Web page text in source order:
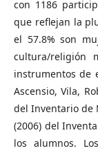
con 1186
que reflejan la
el 57.8% son
cultura/religión
instrumentos de
Ascensio, Vila,
del Inventario de
(2006) del
los alumnos.